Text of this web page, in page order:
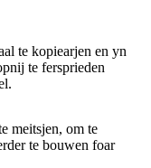
te kopiearjen en yn
te fersprieden
meitsjen, om te
te bouwen foar